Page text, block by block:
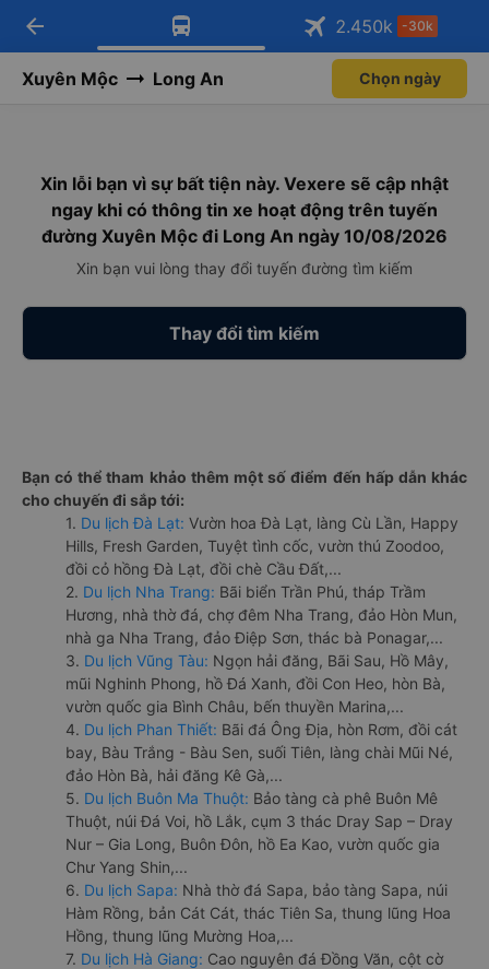
Tải app Vexere ngay!
Nhận ưu đãi thành viên độc
Mở app
Tải app Vexere
-30k/ghế khi đặt vé máy bay qua
Mở app
arrow_back 2.450k -30k
Xuyên Mộc Long An Chọn ngày
Xin lỗi bạn vì sự bất tiện này. Vexere sẽ cập nhật
ngay khi có thông tin xe hoạt động trên tuyến
đường Xuyên Mộc đi Long An ngày 10/08/2026
Xin bạn vui lòng thay đổi tuyến đường tìm kiếm
Thay đổi tìm kiếm
Bạn có thể tham khảo thêm một số điểm đến hấp dẫn khác
cho chuyến đi sắp tới:
1. Du lịch Đà Lạt: Vườn hoa Đà Lạt, làng Cù Lần, Happy
Hills, Fresh Garden, Tuyệt tình cốc, vườn thú Zoodoo,
đồi cỏ hồng Đà Lạt, đồi chè Cầu Đất,...
2. Du lịch Nha Trang: Bãi biển Trần Phú, tháp Trầm
Hương, nhà thờ đá, chợ đêm Nha Trang, đảo Hòn Mun,
nhà ga Nha Trang, đảo Điệp Sơn, thác bà Ponagar,...
3. Du lịch Vũng Tàu: Ngọn hải đăng, Bãi Sau, Hồ Mây,
mũi Nghinh Phong, hồ Đá Xanh, đồi Con Heo, hòn Bà,
vườn quốc gia Bình Châu, bến thuyền Marina,...
4. Du lịch Phan Thiết: Bãi đá Ông Địa, hòn Rơm, đồi cát
bay, Bàu Trắng - Bàu Sen, suối Tiên, làng chài Mũi Né,
đảo Hòn Bà, hải đăng Kê Gà,...
5. Du lịch Buôn Ma Thuột: Bảo tàng cà phê Buôn Mê
Thuột, núi Đá Voi, hồ Lắk, cụm 3 thác Dray Sap – Dray
Nur – Gia Long, Buôn Đôn, hồ Ea Kao, vườn quốc gia
Chư Yang Shin,...
6. Du lịch Sapa: Nhà thờ đá Sapa, bảo tàng Sapa, núi
Hàm Rồng, bản Cát Cát, thác Tiên Sa, thung lũng Hoa
Hồng, thung lũng Mường Hoa,...
7. Du lịch Hà Giang: Cao nguyên đá Đồng Văn, cột cờ